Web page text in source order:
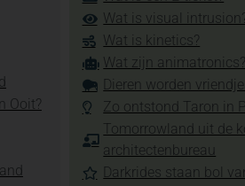
Ooit?
Wat is visual
Wat is kinetics?
Wat zijn animatronics?
Dieren worden
Zo ontstond Taron in
Tomorrowland uit de
architectenbureau
Darkrides staan bol